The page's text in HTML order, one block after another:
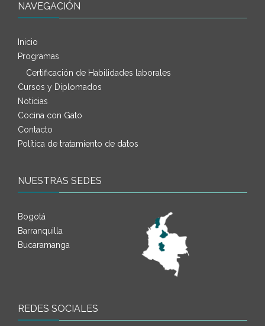
NAVEGACIÓN
Inicio
Programas
Certificación de Habilidades laborales
Cursos y Diplomados
Noticias
Cocina con Gato
Contacto
Política de tratamiento de datos
NUESTRAS SEDES
Bogotá
Barranquilla
Bucaramanga
REDES SOCIALES